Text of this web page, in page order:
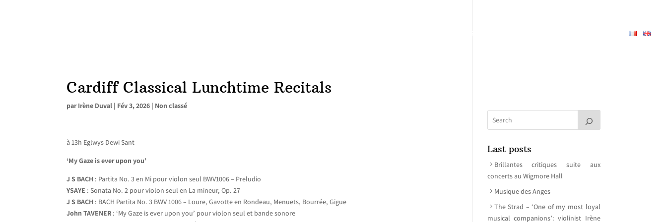
RÉPERTOIRE
Cardiff Classical Lunchtime Recitals
parIrène Duval | Fév 3, 2026 | Non classé
à 13h Eglwys Dewi Sant
‘My Gaze is ever upon you’
J S BACH : Partita No. 3 en Mi pour violon seul BWV1006 – Preludio
YSAYE : Sonata No. 2 pour violon seul en La mineur, Op. 27
J S BACH : BACH Partita No. 3 BWV 1006 – Loure, Gavotte en Rondeau, Menuets, Bourrée, Gigue
John TAVENER : ‘My Gaze is ever upon you’ pour violon seul et bande sonore
Last posts
Brillantes critiques suite aux
concerts au Wigmore Hall
Musique des Anges
The Strad – ‘One of my most loyal
musical companions’: violinist Irène